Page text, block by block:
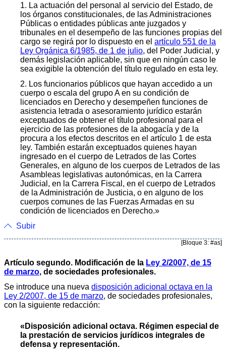
1. La actuación del personal al servicio del Estado, de
los órganos constitucionales, de las Administraciones
Públicas o entidades públicas ante juzgados y
tribunales en el desempeño de las funciones propias del
cargo se regirá por lo dispuesto en el artículo 551 de la
Ley Orgánica 6/1985, de 1 de julio, del Poder Judicial, y
demás legislación aplicable, sin que en ningún caso le
sea exigible la obtención del título regulado en esta ley.
2. Los funcionarios públicos que hayan accedido a un
cuerpo o escala del grupo A en su condición de
licenciados en Derecho y desempeñen funciones de
asistencia letrada o asesoramiento jurídico estarán
exceptuados de obtener el título profesional para el
ejercicio de las profesiones de la abogacía y de la
procura a los efectos descritos en el artículo 1 de esta
ley. También estarán exceptuados quienes hayan
ingresado en el cuerpo de Letrados de las Cortes
Generales, en alguno de los cuerpos de Letrados de las
Asambleas legislativas autonómicas, en la Carrera
Judicial, en la Carrera Fiscal, en el cuerpo de Letrados
de la Administración de Justicia, o en alguno de los
cuerpos comunes de las Fuerzas Armadas en su
condición de licenciados en Derecho.»
Subir
[Bloque 3: #as]
Artículo segundo. Modificación de la Ley 2/2007, de 15
de marzo, de sociedades profesionales.
Se introduce una nueva disposición adicional octava en la
Ley 2/2007, de 15 de marzo, de sociedades profesionales,
con la siguiente redacción:
«Disposición adicional octava. Régimen especial de
la prestación de servicios jurídicos integrales de
defensa y representación.